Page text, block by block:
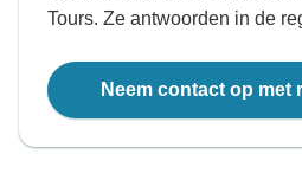
Tours. Ze antwoorden in de
Neem contact op met